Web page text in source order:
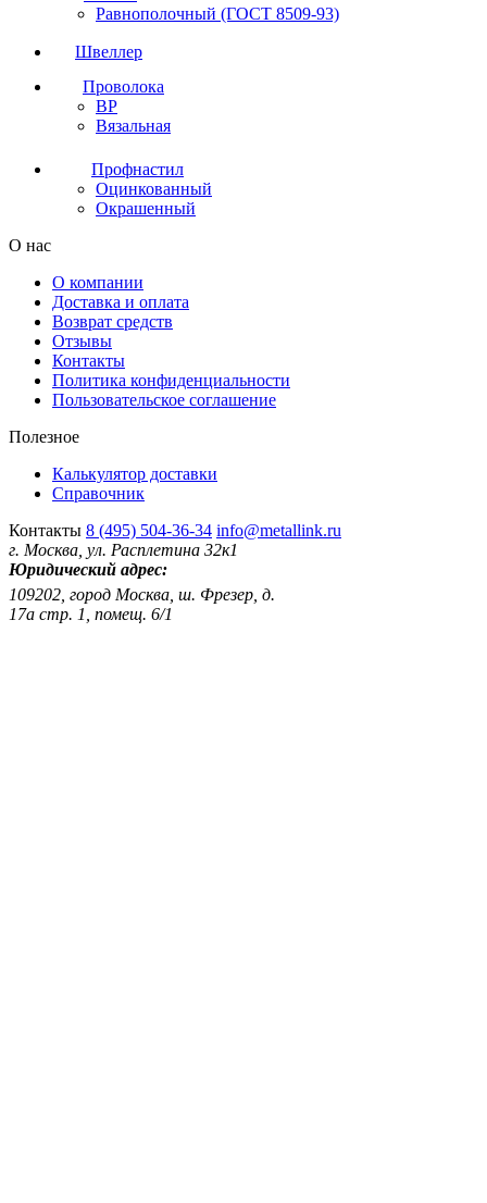
Равнополочный (ГОСТ 8509-93)
Швеллер
Проволока
ВР
Вязальная
Профнастил
Оцинкованный
Окрашенный
О нас
О компании
Доставка и оплата
Возврат средств
Отзывы
Контакты
Политика конфиденциальности
Пользовательское соглашение
Полезное
Калькулятор доставки
Справочник
Контакты 8 (495) 504-36-34 info@metallink.ru
г. Москва, ул. Расплетина 32к1
Юридический адрес:
109202, город Москва, ш. Фрезер, д.
17а стр. 1, помещ. 6/1